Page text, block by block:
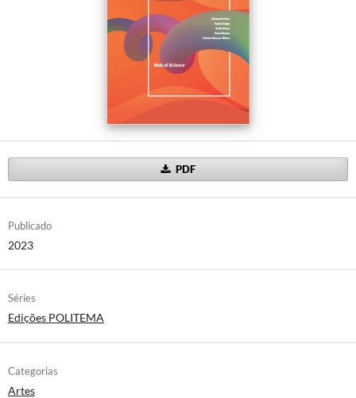
PDF
Publicado
2023
Séries
Edições POLITEMA
Categorias
Artes